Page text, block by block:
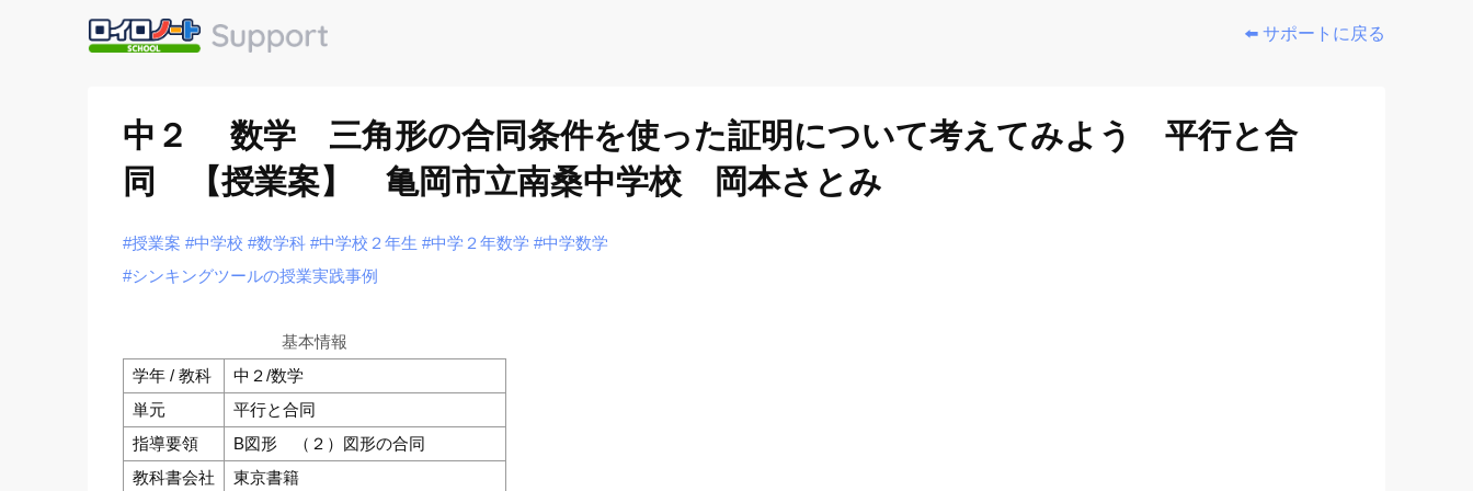
⬅️ サポートに戻る
中２ 数学 三角形の合同条件を使った証明について考えてみよう 平行と合
同 【授業案】 亀岡市立南桑中学校 岡本さとみ
#授業案 #中学校 #数学科 #中学校２年生 #中学２年数学 #中学数学
#シンキングツールの授業実践事例
基本情報
学年 / 教科
中２/数学
単元
平行と合同
指導要領
B図形 （２）図形の合同
教科書会社
東京書籍